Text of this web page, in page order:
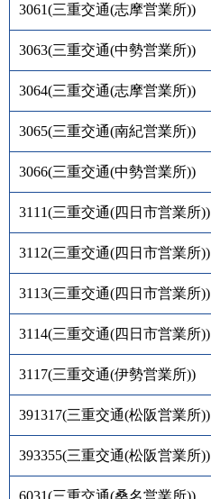
3061(三重交通(志摩営業所))
3063(三重交通(中勢営業所))
3064(三重交通(志摩営業所))
3065(三重交通(南紀営業所))
3066(三重交通(中勢営業所))
3111(三重交通(四日市営業所))
3112(三重交通(四日市営業所))
3113(三重交通(四日市営業所))
3114(三重交通(四日市営業所))
3117(三重交通(伊勢営業所))
391317(三重交通(松阪営業所))
393355(三重交通(松阪営業所))
6031(三重交通(桑名営業所))